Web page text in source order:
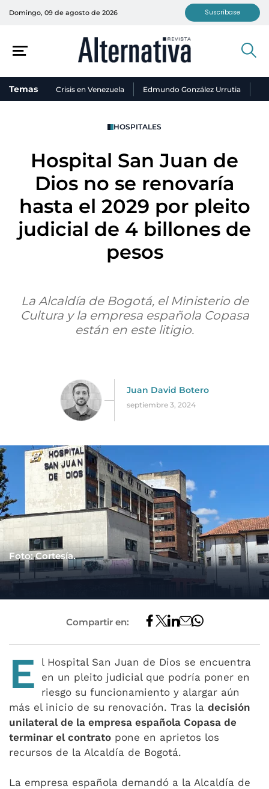
Domingo, 09 de agosto de 2026 Suscríbase
Temas Crisis en Venezuela Edmundo González Urrutia
HOSPITALES
Hospital San Juan de
Dios no se renovaría
hasta el 2029 por pleito
judicial de 4 billones de
pesos
La Alcaldía de Bogotá, el Ministerio de
Cultura y la empresa española Copasa
están en este litigio.
Juan David Botero
septiembre 3, 2024
Foto: Cortesía.
Compartir en:
E
l Hospital San Juan de Dios se encuentra
en un pleito judicial que podría poner en
riesgo su funcionamiento y alargar aún
más el inicio de su renovación. Tras la decisión
unilateral de la empresa española Copasa de
terminar el contrato pone en aprietos los
recursos de la Alcaldía de Bogotá.
La empresa española demandó a la Alcaldía de